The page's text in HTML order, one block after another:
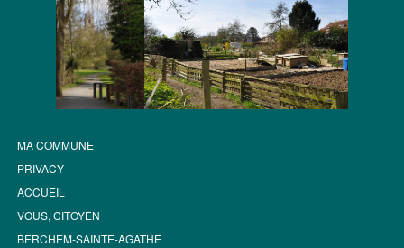
MA COMMUNE
PRIVACY
ACCUEIL
VOUS, CITOYEN
BERCHEM-SAINTE-AGATHE